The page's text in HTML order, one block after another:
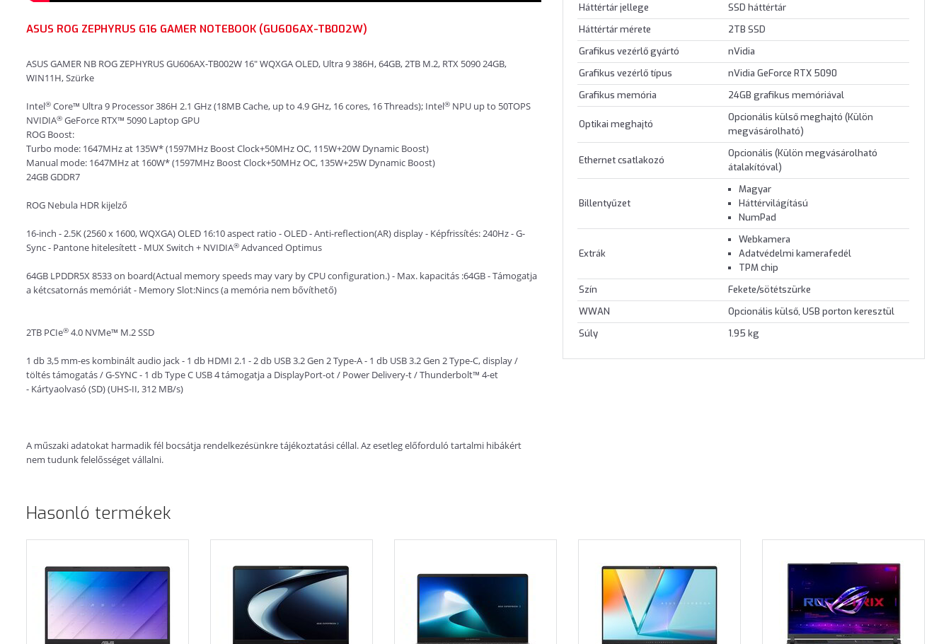
ASUS ROG ZEPHYRUS G16 GAMER NOTEBOOK (GU606AX-TB002W)
ASUS GAMER NB ROG ZEPHYRUS GU606AX-TB002W 16" WQXGA OLED, Ultra 9 386H, 64GB, 2TB M.2, RTX 5090 24GB,
WIN11H, Szürke
Intel® Core™ Ultra 9 Processor 386H 2.1 GHz (18MB Cache, up to 4.9 GHz, 16 cores, 16 Threads); Intel® NPU up to 50TOPS
NVIDIA® GeForce RTX™ 5090 Laptop GPU
ROG Boost:
Turbo mode: 1647MHz at 135W* (1597MHz Boost Clock+50MHz OC, 115W+20W Dynamic Boost)
Manual mode: 1647MHz at 160W* (1597MHz Boost Clock+50MHz OC, 135W+25W Dynamic Boost)
24GB GDDR7
ROG Nebula HDR kijelző
16-inch - 2.5K (2560 x 1600, WQXGA) OLED 16:10 aspect ratio - OLED - Anti-reflection(AR) display - Képfrissítés: 240Hz - G-
Sync - Pantone hitelesített - MUX Switch + NVIDIA® Advanced Optimus
64GB LPDDR5X 8533 on board(Actual memory speeds may vary by CPU configuration.) - Max. kapacitás :64GB - Támogatja
a kétcsatornás memóriát - Memory Slot:Nincs (a memória nem bővíthető)
2TB PCIe® 4.0 NVMe™ M.2 SSD
1 db 3,5 mm-es kombinált audio jack - 1 db HDMI 2.1 - 2 db USB 3.2 Gen 2 Type-A - 1 db USB 3.2 Gen 2 Type-C, display /
töltés támogatás / G-SYNC - 1 db Type C USB 4 támogatja a DisplayPort-ot / Power Delivery-t / Thunderbolt™ 4-et
- Kártyaolvasó (SD) (UHS-II, 312 MB/s)
A műszaki adatokat harmadik fél bocsátja rendelkezésünkre tájékoztatási céllal. Az esetleg előforduló tartalmi hibákért
nem tudunk felelősséget vállalni.
Háttértár jellege
SSD háttértár
Háttértár mérete
2TB SSD
Grafikus vezérlő gyártó
nVidia
Grafikus vezérlő típus
nVidia GeForce RTX 5090
Grafikus memória
24GB grafikus memóriával
Optikai meghajtó
Opcionális külső meghajtó (Külön
megvásárolható)
Ethernet csatlakozó
Opcionális (Külön megvásárolható
átalakítóval)
Billentyűzet
Magyar
Háttérvilágítású
NumPad
Extrák
Webkamera
Adatvédelmi kamerafedél
TPM chip
Szín
Fekete/sötétszürke
WWAN
Opcionális külső, USB porton keresztül
Súly
1.95 kg
Hasonló termékek